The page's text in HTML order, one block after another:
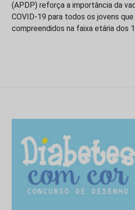
(APDP) reforça a importância da
COVID-19 para todos os jovens
compreendidos na faixa etária dos